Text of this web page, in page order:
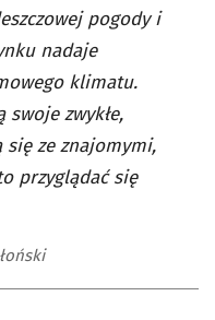
pogody i
nadaje
klimatu.
zwykłe,
się ze znajomymi,
przyglądać się